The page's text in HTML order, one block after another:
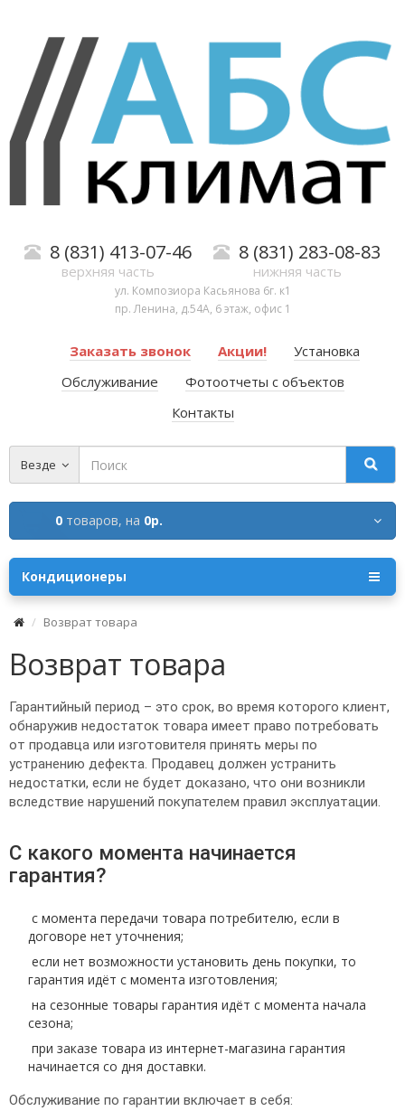
8 (831) 413-07-46
верхняя часть
8 (831) 283-08-83
нижняя часть
ул. Композиора Касьянова 6г. к1
пр. Ленина, д.54А, 6 этаж, офис 1
Заказать звонок Акции!
Установка
Обслуживание
Фотоотчеты с объектов
Контакты
Везде
0 товаров, на 0р.
Кондиционеры
Возврат товара
Возврат товара
Гарантийный период – это срок, во время которого клиент,
обнаружив недостаток товара имеет право потребовать
от продавца или изготовителя принять меры по
устранению дефекта. Продавец должен устранить
недостатки, если не будет доказано, что они возникли
вследствие нарушений покупателем правил эксплуатации.
С какого момента начинается
гарантия?
с момента передачи товара потребителю, если в
договоре нет уточнения;
если нет возможности установить день покупки, то
гарантия идёт с момента изготовления;
на сезонные товары гарантия идёт с момента начала
сезона;
при заказе товара из интернет-магазина гарантия
начинается со дня доставки.
Обслуживание по гарантии включает в себя: